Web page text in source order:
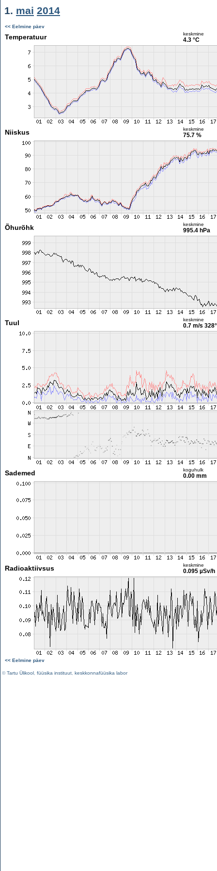
1. mai 2014
<< Eelmine päev
Temperatuur keskmine
4.3 °C
Niiskus keskmine
75.7 %
Õhurõhk keskmine
995.4 hPa
Tuul keskmine
0.7 m/s 328°
Sademed koguhulk
0.00 mm
Radioaktiivsus keskmine
0.095 µSv/h
<< Eelmine päev
©Tartu Ülikool füüsika instituut keskkonnafüüsika labor